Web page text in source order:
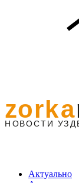
Актуально